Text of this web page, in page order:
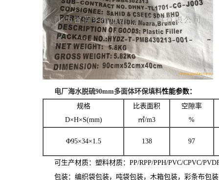
电厂海水脱硫90mm多面体环保填料性能参数：
规格
D×H×S(mm)
比表面积
㎡/m3
空隙率
%
Φ95×34×1.5 138 97
可生产材质：塑料材质：PP/RPP/PPH/PVC/CPVC/
包装：编织袋包装，吨袋包装，木箱包装，彩条布包